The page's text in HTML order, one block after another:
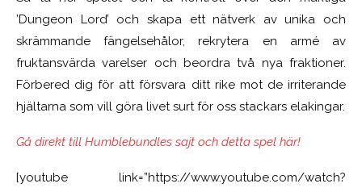
’Dungeon Lord’ och skapa ett nätverk av unika och
skrämmande fängelsehålor, rekrytera en armé av
fruktansvärda varelser och beordra två nya fraktioner.
Förbered dig för att försvara ditt rike mot de irriterande
hjältarna som vill göra livet surt för oss stackars elakingar.
Gå direkt till Humblebundles sajt och detta spel här!
[youtube link=”https://www.youtube.com/watch?